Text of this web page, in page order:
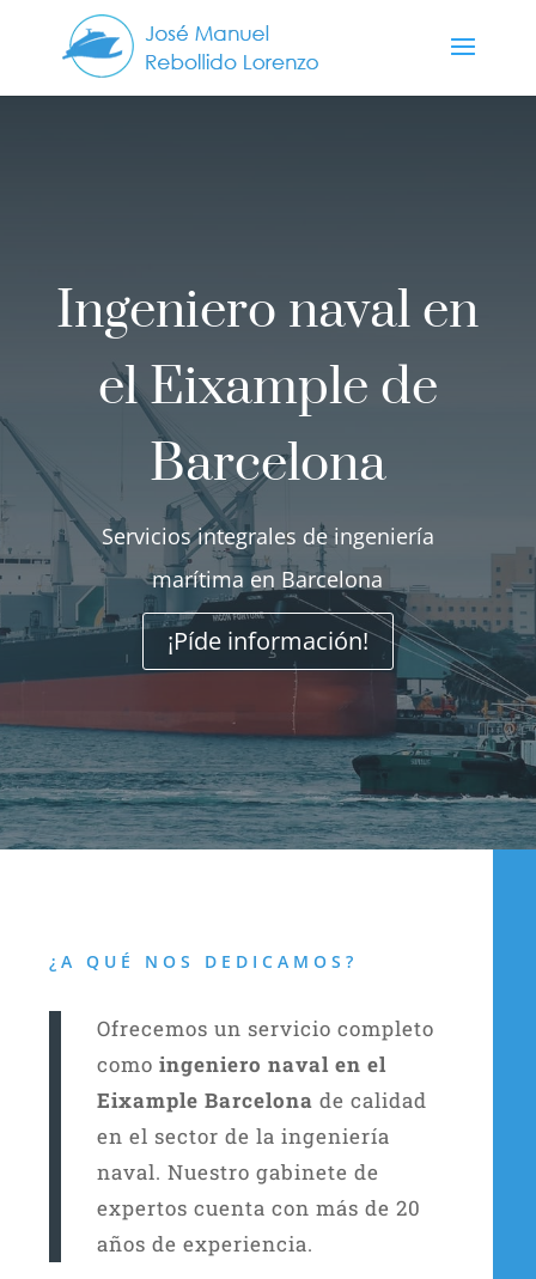
Ingeniero naval en
el Eixample de
Barcelona
Servicios integrales de ingeniería
marítima en Barcelona
¡Píde información!
¿A QUÉ NOS DEDICAMOS?
Ofrecemos un servicio completo
como ingeniero naval en el
Eixample Barcelona de calidad
en el sector de la ingeniería
naval. Nuestro gabinete de
expertos cuenta con más de 20
años de experiencia.